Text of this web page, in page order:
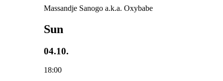
Massandje Sanogo a.k.a. Oxybabe
Sun
04.10.
18:00